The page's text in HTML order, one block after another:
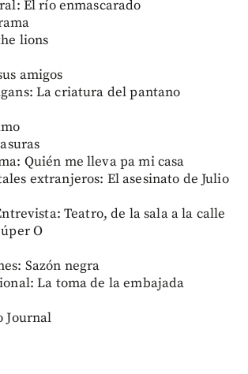
El río enmascarado
lions
amigos
La criatura del pantano
Quién me lleva pa mi casa
extranjeros: El asesinato de Julio
Teatro, de la sala a la calle
O
Sazón negra
La toma de la embajada
Journal